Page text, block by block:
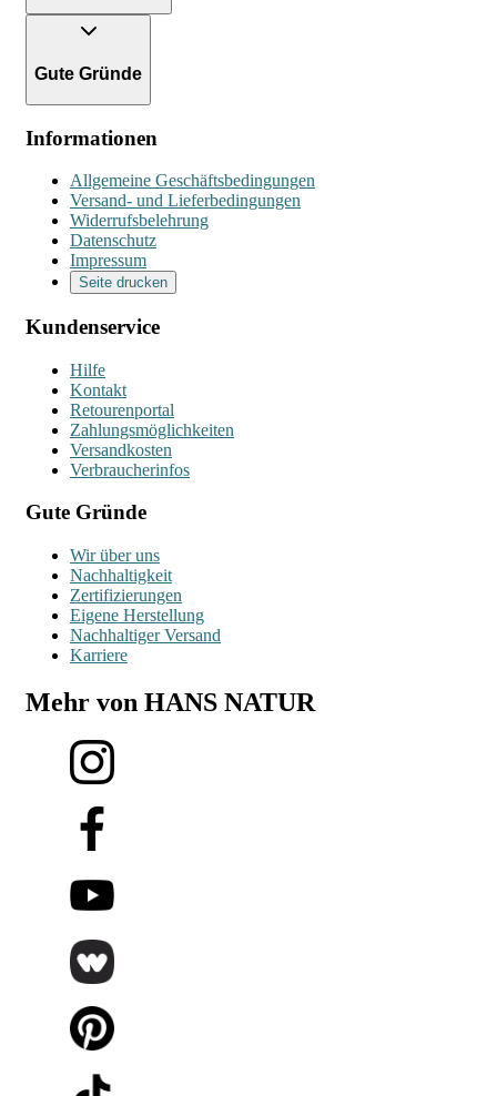
Gute Gründe
Informationen
Allgemeine Geschäftsbedingungen
Versand- und Lieferbedingungen
Widerrufsbelehrung
Datenschutz
Impressum
Seite drucken
Kundenservice
Hilfe
Kontakt
Retourenportal
Zahlungsmöglichkeiten
Versandkosten
Verbraucherinfos
Gute Gründe
Wir über uns
Nachhaltigkeit
Zertifizierungen
Eigene Herstellung
Nachhaltiger Versand
Karriere
Mehr von HANS NATUR